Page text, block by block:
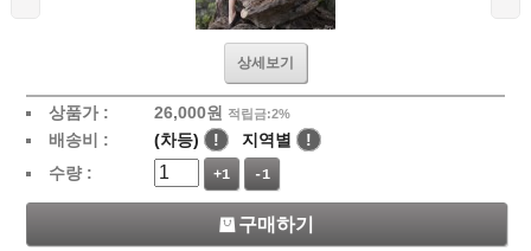
상세보기
상품가 : 26,000원 적립금:2%
배송비 : (차등) ! 지역별
!
수량 :
+1 -1
구매하기